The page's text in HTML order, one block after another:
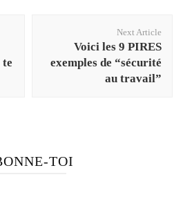
te
Next Article
Voici les 9 PIRES
exemples de “sécurité
au travail”
TOI